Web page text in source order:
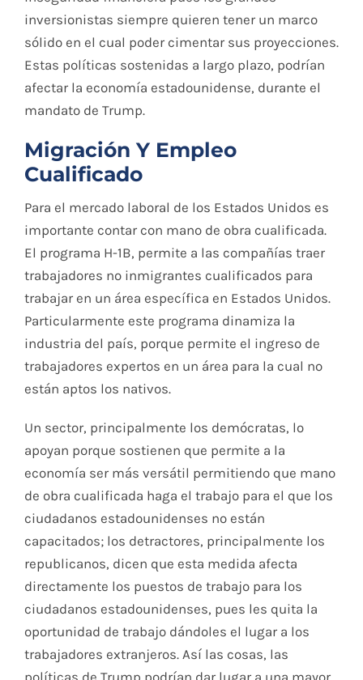
inversionistas siempre quieren tener un marco
sólido en el cual poder cimentar sus proyecciones.
Estas políticas sostenidas a largo plazo, podrían
afectar la economía estadounidense, durante el
mandato de Trump.
Migración Y Empleo
Cualificado
Para el mercado laboral de los Estados Unidos es
importante contar con mano de obra cualificada.
El programa H-1B, permite a las compañías traer
trabajadores no inmigrantes cualificados para
trabajar en un área específica en Estados Unidos.
Particularmente este programa dinamiza la
industria del país, porque permite el ingreso de
trabajadores expertos en un área para la cual no
están aptos los nativos.
Un sector, principalmente los demócratas, lo
apoyan porque sostienen que permite a la
economía ser más versátil permitiendo que mano
de obra cualificada haga el trabajo para el que los
ciudadanos estadounidenses no están
capacitados; los detractores, principalmente los
republicanos, dicen que esta medida afecta
directamente los puestos de trabajo para los
ciudadanos estadounidenses, pues les quita la
oportunidad de trabajo dándoles el lugar a los
trabajadores extranjeros. Así las cosas, las
políticas de Trump podrían dar lugar a una mayor